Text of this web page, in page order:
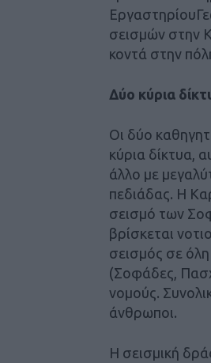
σεισμών στην
κοντά στην
Δύο κύρια
Οι δύο
κύρια δίκτυα,
άλλο με
πεδιάδας. Η
σεισμό των
βρίσκεται
σεισμός σε
(Σοφάδες,
νομούς.
άνθρωποι.
Η σεισμική